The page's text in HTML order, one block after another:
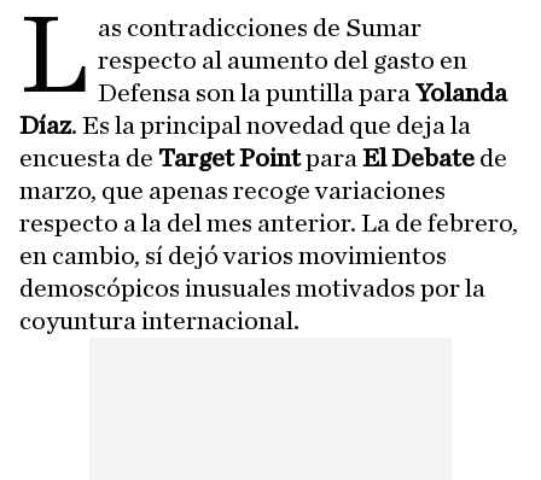
L as contradicciones de Sumar
respecto al aumento del gasto en
Defensa son la puntilla para Yolanda
Díaz. Es la principal novedad que deja la
encuesta de Target Pointpara El Debate de
marzo, que apenas recoge variaciones
respecto a la del mes anterior. La de febrero,
en cambio, sí dejó varios movimientos
demoscópicos inusuales motivados por la
coyuntura internacional.